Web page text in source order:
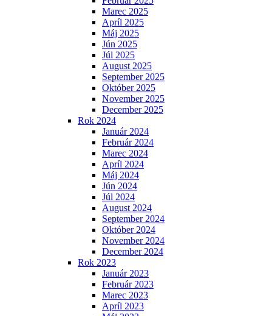
Marec 2025
Apríl 2025
Máj 2025
Jún 2025
Júl 2025
August 2025
September 2025
Október 2025
November 2025
December 2025
Rok 2024
Január 2024
Február 2024
Marec 2024
Apríl 2024
Máj 2024
Jún 2024
Júl 2024
August 2024
September 2024
Október 2024
November 2024
December 2024
Rok 2023
Január 2023
Február 2023
Marec 2023
Apríl 2023